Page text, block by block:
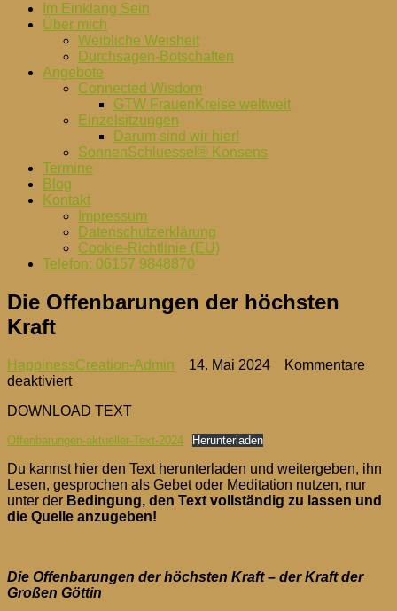
Im Einklang Sein
Über mich
Weibliche Weisheit
Durchsagen-Botschaften
Angebote
Connected Wisdom
GTW FrauenKreise weltweit
Einzelsitzungen
Darum sind wir hier!
SonnenSchluessel® Konsens
Termine
Blog
Kontakt
Impressum
Datenschutzerklärung
Cookie-Richtlinie (EU)
Telefon: 06157 9848870
Die Offenbarungen der höchsten
Kraft
HappinessCreation-Admin 14. Mai 2024
Kommentare
deaktiviertfür
Offenbarungen
höchsten
Kraft
DOWNLOAD TEXT
Offenbarungen-aktueller-Text-2024 Herunterladen
Du kannst hier den Text herunterladen und weitergeben, ihn
Lesen, gesprochen als Gebet oder Meditation nutzen, nur
unter der Bedingung, den Text vollständig zu lassen und
die Quelle anzugeben!
Die Offenbarungen der höchsten Kraft – der Kraft der
Großen Göttin